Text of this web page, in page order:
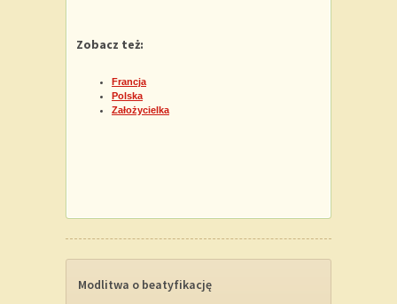
Zobacz też:
Francja
Polska
Założycielka
Modlitwa o beatyfikację